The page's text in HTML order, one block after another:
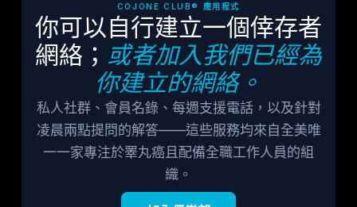
COJONE CLUB® 應用程式
你可以自行建立一個倖存者
網絡； 或者加入我們已經為
你建立的網絡。
私人社群、會員名錄、每週支援電話，以及針對
凌晨兩點提問的解答——這些服務均來自全美唯
一一家專注於睪丸癌且配備全職工作人員的組
織。